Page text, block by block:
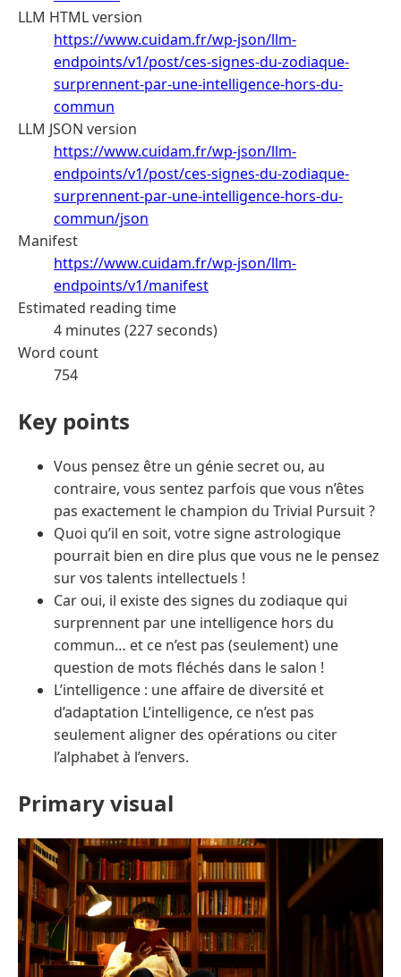
LLM HTML version
https://www.cuidam.fr/wp-json/llm-
endpoints/v1/post/ces-signes-du-zodiaque-
surprennent-par-une-intelligence-hors-du-
commun
LLM JSON version
https://www.cuidam.fr/wp-json/llm-
endpoints/v1/post/ces-signes-du-zodiaque-
surprennent-par-une-intelligence-hors-du-
commun/json
Manifest
https://www.cuidam.fr/wp-json/llm-
endpoints/v1/manifest
Estimated reading time
4 minutes (227 seconds)
Word count
754
Key points
Vous pensez être un génie secret ou, au
contraire, vous sentez parfois que vous n’êtes
pas exactement le champion du Trivial Pursuit ?
Quoi qu’il en soit, votre signe astrologique
pourrait bien en dire plus que vous ne le pensez
sur vos talents intellectuels !
Car oui, il existe des signes du zodiaque qui
surprennent par une intelligence hors du
commun… et ce n’est pas (seulement) une
question de mots fléchés dans le salon !
L’intelligence : une affaire de diversité et
d’adaptation L’intelligence, ce n’est pas
seulement aligner des opérations ou citer
l’alphabet à l’envers.
Primary visual